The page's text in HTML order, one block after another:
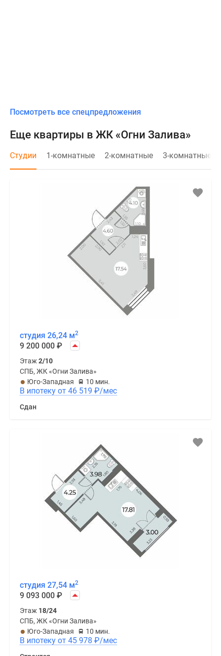
Посмотреть все спецпредложения
Еще квартиры в ЖК «Огни Залива»
Студии 1-комнатные 2-комнатные 3-комнатные
студия 26,24 м2
9 200 000 ₽
Этаж 2/10
СПБ, ЖК «Огни Залива»
Юго-Западная
10 мин.
В ипотеку от 46 519 ₽/мес
Сдан
студия 27,54 м2
9 093 000 ₽
Этаж 18/24
СПБ, ЖК «Огни Залива»
Юго-Западная
10 мин.
В ипотеку от 45 978 ₽/мес